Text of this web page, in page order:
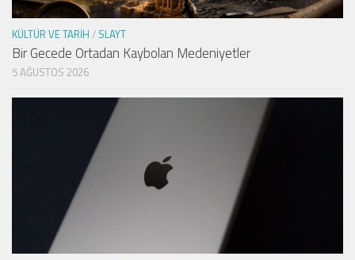
KÜLTÜR VE TARIH / SLAYT
Bir Gecede Ortadan Kaybolan Medeniyetler
5 AĞUSTOS 2026